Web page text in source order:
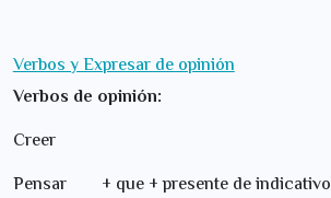
Verbos y Expresar de opinión
Verbos de opinión:
Creer
Pensar + que +